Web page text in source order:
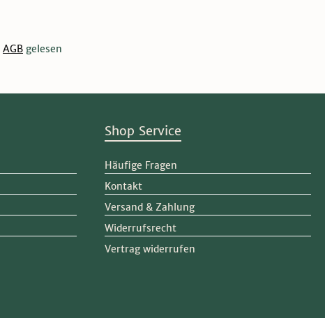
AGB gelesen
Shop Service
Häufige Fragen
Kontakt
Versand & Zahlung
Widerrufsrecht
Vertrag widerrufen